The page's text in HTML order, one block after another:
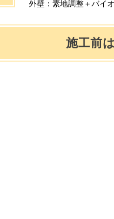
外壁：素地調整＋バイ
施工前